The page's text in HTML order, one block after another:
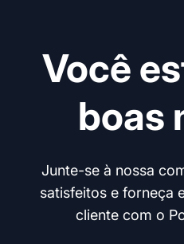
Você
boas
Junte-se à nossa
satisfeitos e forneça
cliente com o